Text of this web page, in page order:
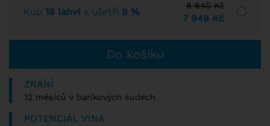
Kup 18 lahvía ušetři 8 %
8 640 Kč
7 949 Kč
ZRÁNÍ
12 měsíců v barikových sudech
POTENCIÁL VÍNA